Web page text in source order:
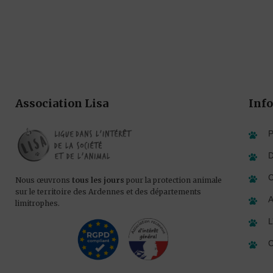
Association Lisa
Nous œuvrons tous les jours pour la protection animale
sur le territoire des Ardennes et des départements
limitrophes.